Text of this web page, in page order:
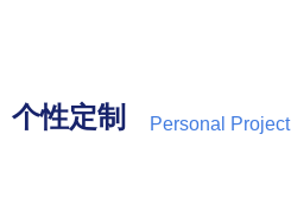
个性定制 Personal Project